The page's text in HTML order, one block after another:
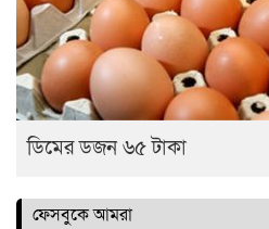
ডিমের ডজন ৬৫ টাকা
ফেসবুকে আমরা